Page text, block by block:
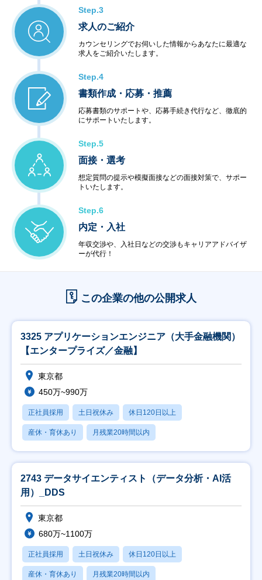
Step.3
求人のご紹介
カウンセリングでお伺いした情報からあなたに最適な
求人をご紹介いたします。
Step.4
書類作成・応募・推薦
応募書類のサポートや、応募手続き代行など、徹底的
にサポートいたします。
Step.5
面接・選考
想定質問の提示や模擬面接などの面接対策で、サポー
トいたします。
Step.6
内定・入社
年収交渉や、入社日などの交渉もキャリアアドバイザ
ーが代行！
この企業の他の公開求人
3325 アプリケーションエンジニア（大手金融機関）
【エンタープライズ／金融】
東京都
450万~990万
正社員採用 土日祝休み 休日120日以上
産休・育休あり 月残業20時間以内
2743 データサイエンティスト（データ分析・AI活
用）_DDS
東京都
680万~1100万
正社員採用 土日祝休み 休日120日以上
産休・育休あり 月残業20時間以内